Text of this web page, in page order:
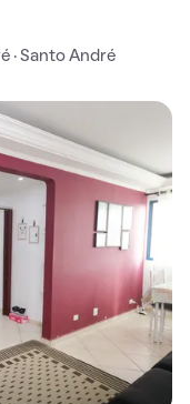
· Santo André